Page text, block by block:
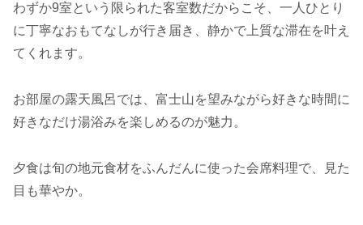
わずか9室という限られた客室数だからこそ、一人ひとり
に丁寧なおもてなしが行き届き、静かで上質な滞在を叶え
てくれます。
お部屋の露天風呂では、富士山を望みながら好きな時間に
好きなだけ湯浴みを楽しめるのが魅力。
夕食は旬の地元食材をふんだんに使った会席料理で、見た
目も華やか。